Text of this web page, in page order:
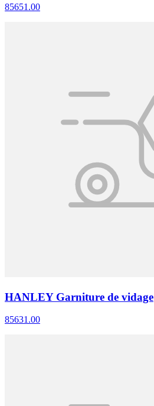
85651.00
HANLEY Garniture de vidage
85631.00